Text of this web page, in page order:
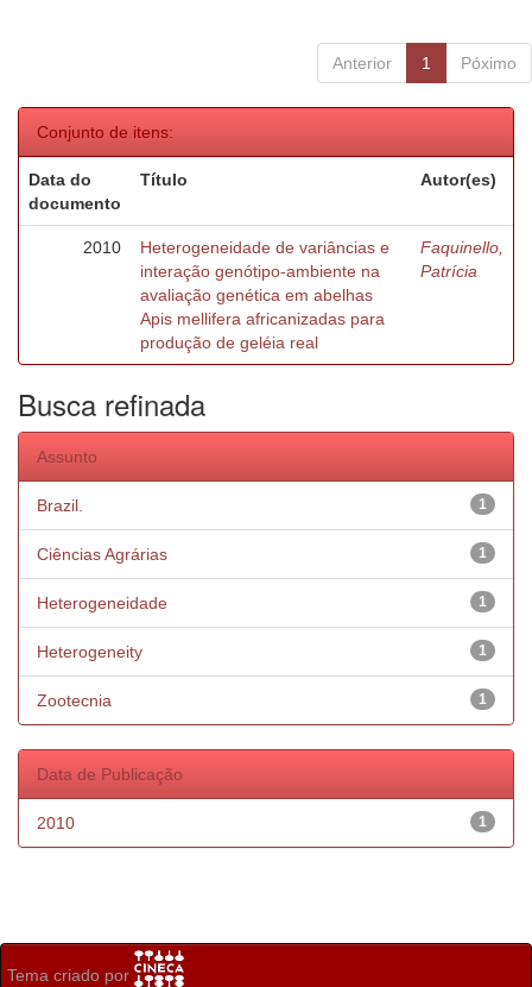
Anterior 1 Póximo
Conjunto de itens:
Data do
documento
Título Autor(es)
2010
Heterogeneidade de variâncias e
interação genótipo-ambiente na
avaliação genética em abelhas
Apis mellifera africanizadas para
produção de geléia real
Faquinello,
Patrícia
Busca refinada
Assunto
1
Brazil.
1
Ciências Agrárias
1
Heterogeneidade
1
Heterogeneity
1
Zootecnia
Data de Publicação
1
2010
Tema criado por